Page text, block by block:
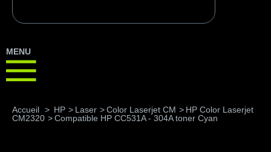
MENU
Accueil > HP > Laser >Color Laserjet CM > HP Color Laserjet
CM2320 >Compatible HP CC531A - 304A toner Cyan